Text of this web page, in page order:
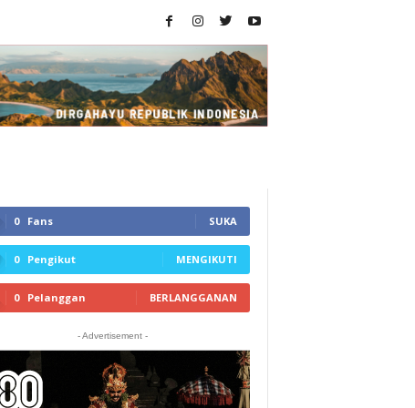
0 Fans SUKA
0 Pengikut MENGIKUTI
0 Pelanggan BERLANGGANAN
- Advertisement -